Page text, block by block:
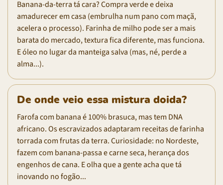
Banana-da-terra tá cara? Compra verde e deixa
amadurecer em casa (embrulha num pano com maçã,
acelera o processo). Farinha de milho pode ser a mais
barata do mercado, textura fica diferente, mas funciona.
E óleo no lugar da manteiga salva (mas, né, perde a
alma...).
De onde veio essa mistura doida?
Farofa com banana é 100% brasuca, mas tem DNA
africano. Os escravizados adaptaram receitas de farinha
torrada com frutas da terra. Curiosidade: no Nordeste,
fazem com banana-passa e carne seca, herança dos
engenhos de cana. E olha que a gente acha que tá
inovando no fogão...